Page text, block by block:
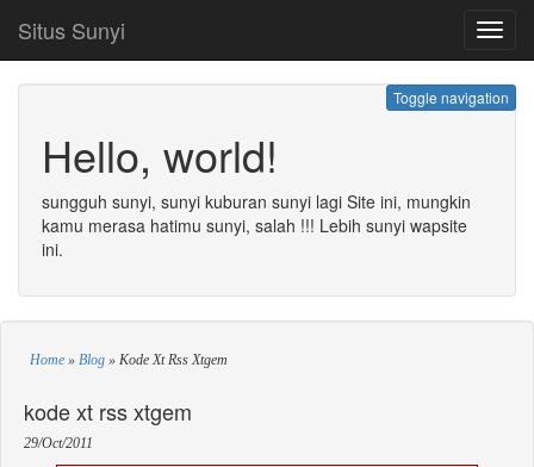
Situs Sunyi
Toggle navigation
Hello, world!
sungguh sunyi, sunyi kuburan sunyi lagi Site ini, mungkin
kamu merasa hatimu sunyi, salah !!! Lebih sunyi wapsite
ini.
Home » Blog » Kode Xt Rss Xtgem
kode xt rss xtgem
29/Oct/2011